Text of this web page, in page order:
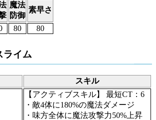
魔法
防御
素早さ
80 80
ライム
スキル
【アクティブスキル】
最短CT：6
・敵4体に180%の魔法ダメージ
・味方全体に魔法攻撃力50%上昇